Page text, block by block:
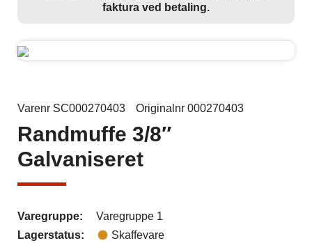
faktura ved betaling.
Varenr SC000270403 Originalnr 000270403
Randmuffe 3/8″
Galvaniseret
Varegruppe:
Varegruppe 1
Lagerstatus:
Skaffevare